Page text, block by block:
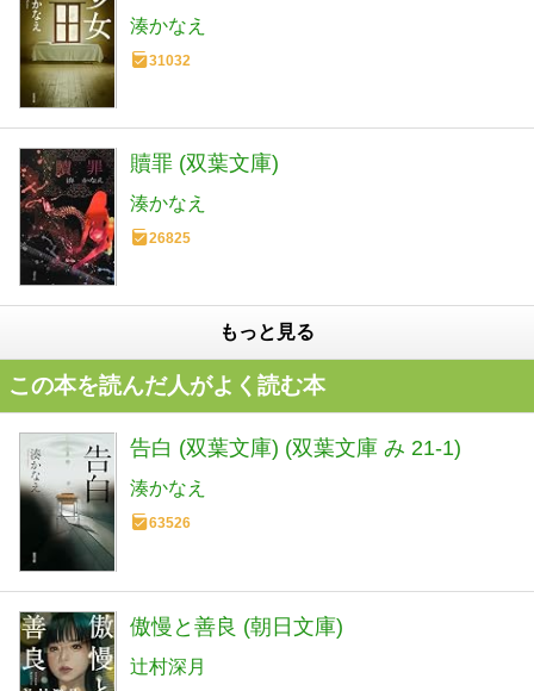
湊かなえ
31032
贖罪 (双葉文庫)
湊かなえ
26825
もっと見る
この本を読んだ人がよく読む本
告白 (双葉文庫) (双葉文庫 み 21-1)
湊かなえ
63526
傲慢と善良 (朝日文庫)
辻村深月